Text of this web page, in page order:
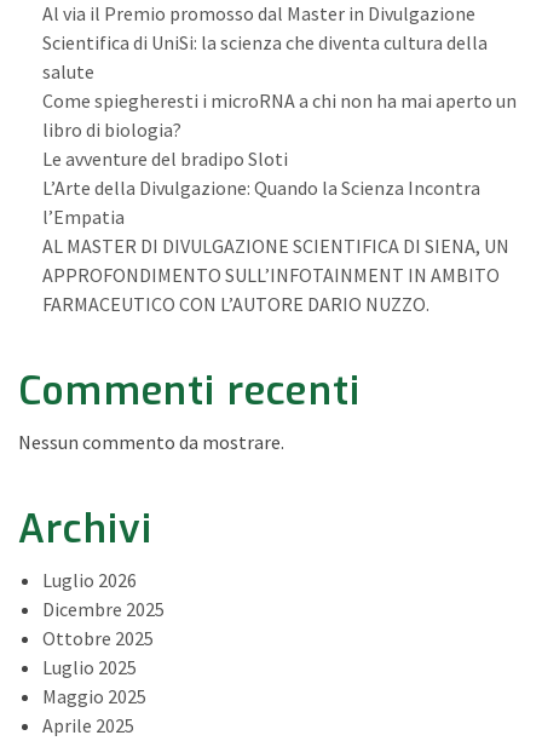
Al via il Premio promosso dal Master in Divulgazione
Scientifica di UniSi: la scienza che diventa cultura della
salute
Come spiegheresti i microRNA a chi non ha mai aperto un
libro di biologia?
Le avventure del bradipo Sloti
L’Arte della Divulgazione: Quando la Scienza Incontra
l’Empatia
AL MASTER DI DIVULGAZIONE SCIENTIFICA DI SIENA, UN
APPROFONDIMENTO SULL’INFOTAINMENT IN AMBITO
FARMACEUTICO CON L’AUTORE DARIO NUZZO.
Commenti recenti
Nessun commento da mostrare.
Archivi
Luglio 2026
Dicembre 2025
Ottobre 2025
Luglio 2025
Maggio 2025
Aprile 2025